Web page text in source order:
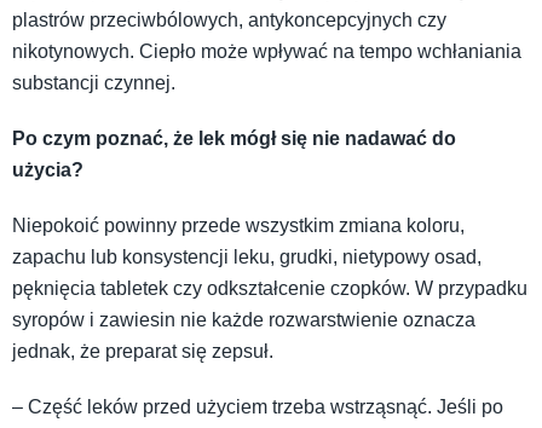
plastrów przeciwbólowych, antykoncepcyjnych czy
nikotynowych. Ciepło może wpływać na tempo wchłaniania
substancji czynnej.
Po czym poznać, że lek mógł się nie nadawać do
użycia?
Niepokoić powinny przede wszystkim zmiana koloru,
zapachu lub konsystencji leku, grudki, nietypowy osad,
pęknięcia tabletek czy odkształcenie czopków. W przypadku
syropów i zawiesin nie każde rozwarstwienie oznacza
jednak, że preparat się zepsuł.
– Część leków przed użyciem trzeba wstrząsnąć. Jeśli po